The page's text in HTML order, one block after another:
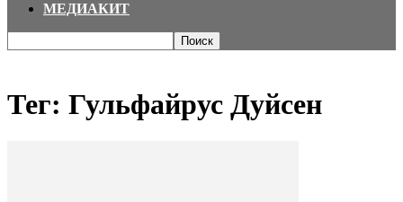
МЕДИАКИТ
Тег: Гульфайрус Дуйсен